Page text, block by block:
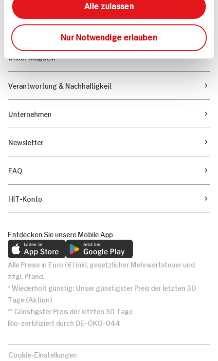
Alle zulassen
Nur Notwendige erlauben
Marktfinder
Unser Magazin
Verantwortung & Nachhaltigkeit
Unternehmen
Newsletter
FAQ
HIT-Konto
Entdecken Sie unsere Mobile App
Alle Preise in Euro (€) inkl. gesetzlicher Mehrwertsteuer und
zzgl. Pfand.
* Wiederholt günstig: Unser günstigster Preis der letzten 30
Tage (Aktion)
** Günstigster Preis der letzten 30 Tage
Bio-zertifiziert durch DE-ÖKO-044
Cookie-Einstellungen